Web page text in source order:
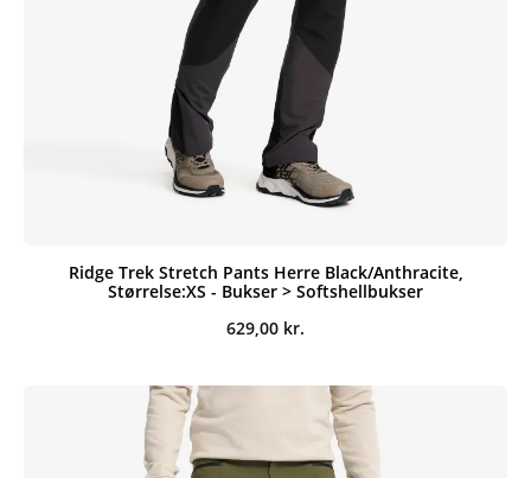
Ridge Trek Stretch Pants Herre Black/Anthracite,
Størrelse:XS - Bukser > Softshellbukser
629,00 kr.